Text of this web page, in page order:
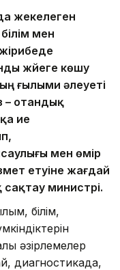
жекелеген
мен
жүйеге көшу
ғылыми әлеуеті
– отандық
ие
мен өмір
етуіне жағдай
министрі.
білім,
әзірлемелер
диагностикада,